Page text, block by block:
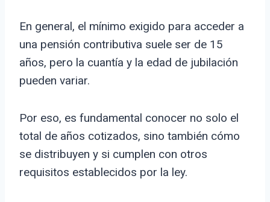
En general, el mínimo exigido para acceder a
una pensión contributiva suele ser de 15
años, pero la cuantía y la edad de jubilación
pueden variar.
Por eso, es fundamental conocer no solo el
total de años cotizados, sino también cómo
se distribuyen y si cumplen con otros
requisitos establecidos por la ley.